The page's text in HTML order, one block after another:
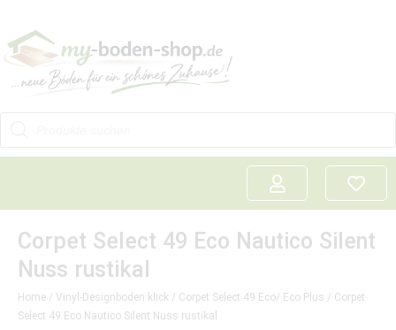
Corpet Select 49 Eco Nautico Silent
Nuss rustikal
Home / Vinyl-Designboden klick / Corpet Select 49 Eco/ Eco Plus / Corpet
Select 49 Eco Nautico Silent Nuss rustikal